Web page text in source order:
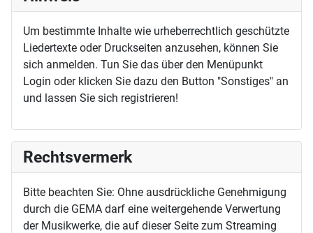
Um bestimmte Inhalte wie urheberrechtlich geschützte
Liedertexte oder Druckseiten anzusehen, können Sie
sich anmelden. Tun Sie das über den Menüpunkt
Login oder klicken Sie dazu den Button "Sonstiges" an
und lassen Sie sich registrieren!
Rechtsvermerk
Bitte beachten Sie: Ohne ausdrückliche Genehmigung
durch die GEMA darf eine weitergehende Verwertung
der Musikwerke, die auf dieser Seite zum Streaming